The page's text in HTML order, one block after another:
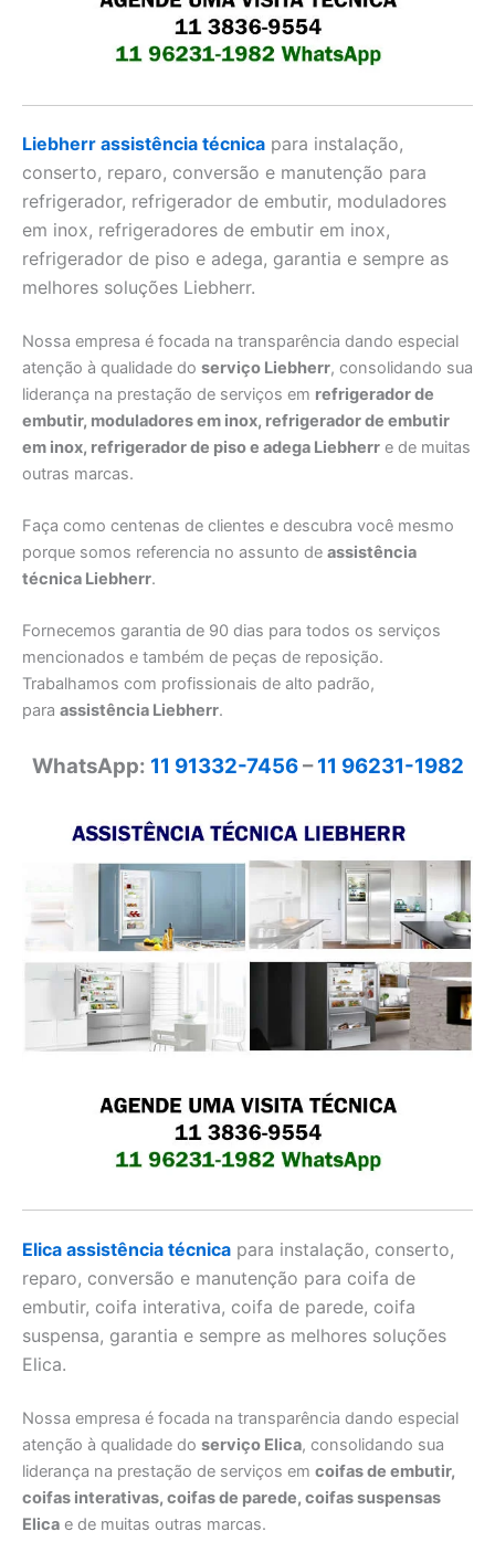
Liebherr assistência técnica para instalação,
conserto, reparo, conversão e manutenção para
refrigerador, refrigerador de embutir, moduladores
em inox, refrigeradores de embutir em inox,
refrigerador de piso e adega, garantia e sempre as
melhores soluções Liebherr.
Nossa empresa é focada na transparência dando especial
atenção à qualidade do serviço Liebherr, consolidando sua
liderança na prestação de serviços em refrigerador de
embutir, moduladores em inox, refrigerador de embutir
em inox, refrigerador de piso e adega Liebherr e de muitas
outras marcas.
Faça como centenas de clientes e descubra você mesmo
porque somos referencia no assunto de assistência
técnica Liebherr.
Fornecemos garantia de 90 dias para todos os serviços
mencionados e também de peças de reposição.
Trabalhamos com profissionais de alto padrão,
para assistência Liebherr.
WhatsApp: 11 91332-7456–11 96231-1982
Elica assistência técnica para instalação, conserto,
reparo, conversão e manutenção para coifa de
embutir, coifa interativa, coifa de parede, coifa
suspensa, garantia e sempre as melhores soluções
Elica.
Nossa empresa é focada na transparência dando especial
atenção à qualidade do serviço Elica, consolidando sua
liderança na prestação de serviços em coifas de embutir,
coifas interativas, coifas de parede, coifas suspensas
Elica e de muitas outras marcas.